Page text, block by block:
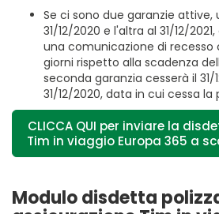
Se ci sono due garanzie attive,
31/12/2020 e l'altra al 31/12/
una comunicazione di recesso
giorni rispetto alla scadenza
seconda garanzia cesserà il 31/
31/12/2020, data in cui cessa la
CLICCA QUI per inviare la
Tim in viaggio Europa 365 a
Modulo disdetta